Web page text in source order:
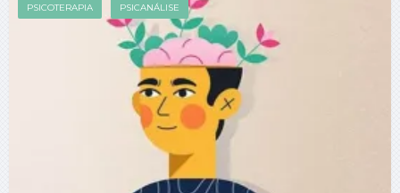
PSICOTERAPIA PSICANÁLISE